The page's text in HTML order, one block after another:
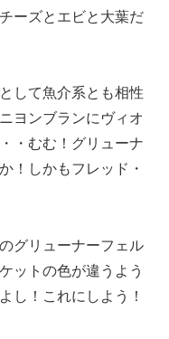
ーズとエビと大葉だ
して魚介系とも相性
ヨンブランにヴィオ
・むむ！グリューナ
！しかもフレッド・
グリューナーフェル
ットの色が違うよう
し！これにしよう！